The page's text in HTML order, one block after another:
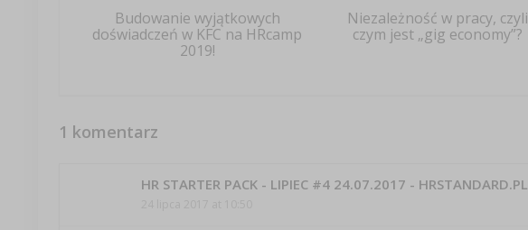
Budowanie wyjątkowych
doświadczeń w KFC na HRcamp
2019!
Niezależność w pracy, czyli
czym jest „gig economy”?
1 komentarz
HR STARTER PACK - LIPIEC #4 24.07.2017 - HRSTANDARD.PL